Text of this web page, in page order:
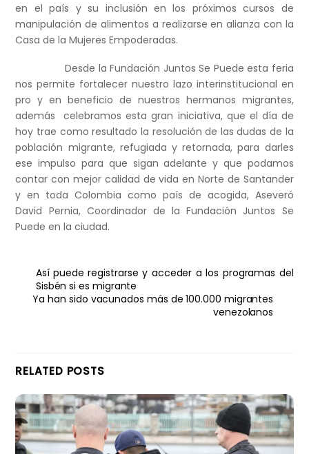
en el país y su inclusión en los próximos cursos de
manipulación de alimentos a realizarse en alianza con la
Casa de la Mujeres Empoderadas.
Desde la Fundación Juntos Se Puede esta feria
nos permite fortalecer nuestro lazo interinstitucional en
pro y en beneficio de nuestros hermanos migrantes,
además celebramos esta gran iniciativa, que el día de
hoy trae como resultado la resolución de las dudas de la
población migrante, refugiada y retornada, para darles
ese impulso para que sigan adelante y que podamos
contar con mejor calidad de vida en Norte de Santander
y en toda Colombia como país de acogida, Aseveró
David Pernia, Coordinador de la Fundación Juntos Se
Puede en la ciudad.
Así puede registrarse y acceder a los programas del
Sisbén si es migrante
Ya han sido vacunados más de 100.000 migrantes
venezolanos
RELATED POSTS